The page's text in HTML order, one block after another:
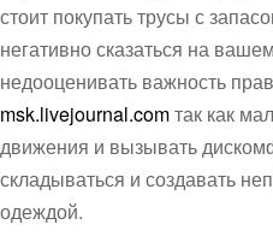
стоит покупать трусы с
негативно сказаться на
недооценивать важность
msk.livejournal.comтак как
движения и вызывать
складываться и создавать
одеждой.